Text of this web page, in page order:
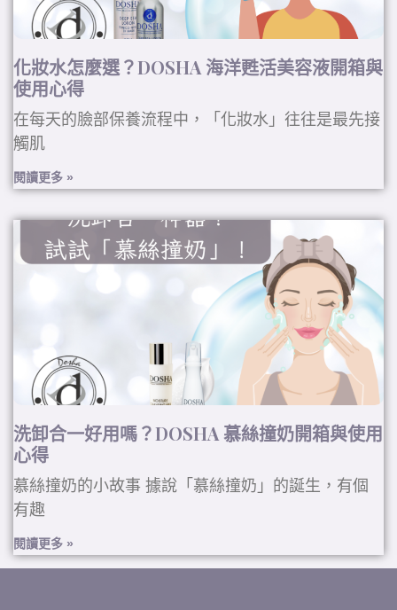
化妝水怎麼選？DOSHA 海洋甦活美容液開箱與
使用心得
在每天的臉部保養流程中，「化妝水」往往是最先接
觸肌
閱讀更多 »
洗卸合一好用嗎？DOSHA 慕絲撞奶開箱與使用
心得
慕絲撞奶的小故事 據說「慕絲撞奶」的誕生，有個
有趣
閱讀更多 »